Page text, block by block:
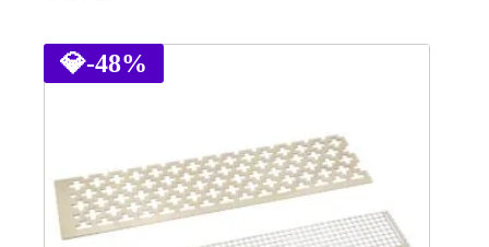
product
has
multiple
be
chosen
on
the
💎-48%